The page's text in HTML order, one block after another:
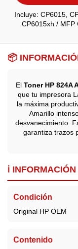
Incluye: CP6015,
CP6015xh / MFP
📦
El Toner HP 824A
que tu impresora
la máxima
Amarillo
desvanecimiento.
garantiza trazos
ℹ️
Condición
Original HP OEM
Contenido